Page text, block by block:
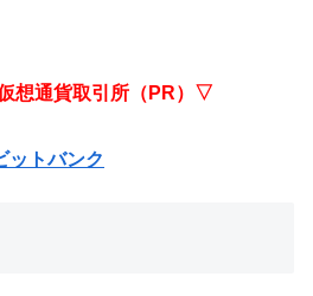
想通貨取引所（PR）▽
ットバンク